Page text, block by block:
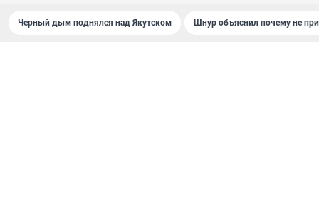
Черный дым поднялся над Якутском Шнур объяснил почему не